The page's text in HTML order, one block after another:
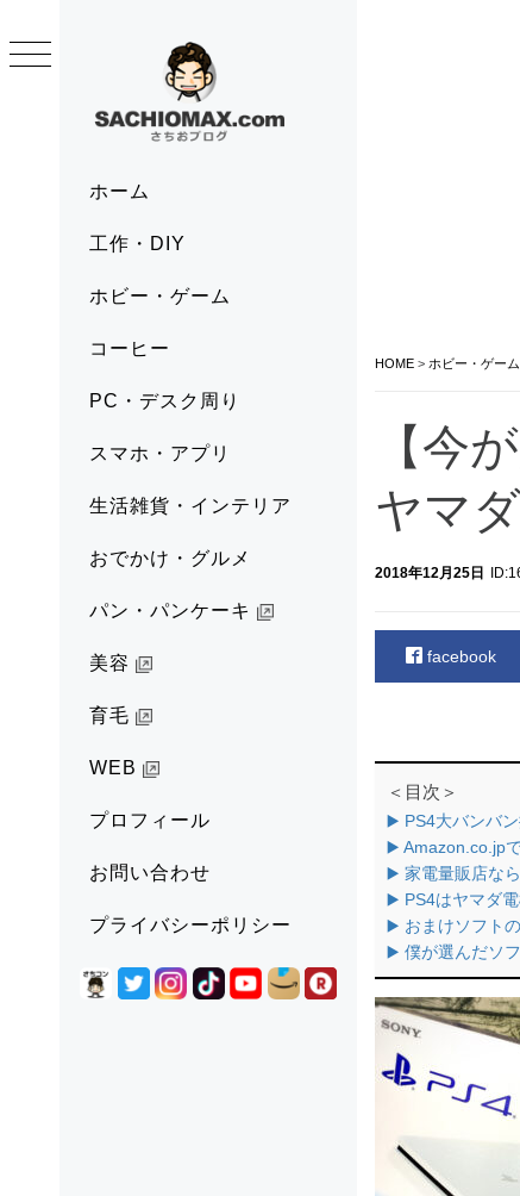
ホーム
工作・DIY
ホビー・ゲーム
コーヒー
PC・デスク周り
スマホ・アプリ
生活雑貨・インテリア
おでかけ・グルメ
パン・パンケーキ
美容
育毛
WEB
プロフィール
お問い合わせ
プライバシーポリシー
to
HOME > ホビー・ゲーム
【今
ヤマ
2018年12月25日
facebook
＜目次＞
▶️ PS4大バンバ
▶️ Amazon.co.jp
▶️ 家電量販店な
▶️ PS4はヤマダ
▶️ おまけソフト
▶️ 僕が選んだソ